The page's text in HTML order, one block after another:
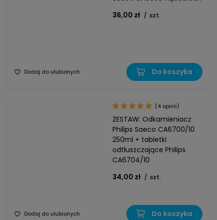
36,00 zł / szt.
Dodaj do ulubionych Do koszyka
ZESTAW: Odkamieniacz
Philips Saeco CA6700/10
250ml + tabletki
odtłuszczające Philips
CA6704/10
34,00 zł / szt.
(4 opinii)
Dodaj do ulubionych Do koszyka